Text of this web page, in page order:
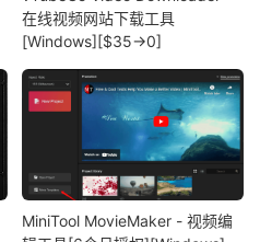
在线视频网站下载工具
[Windows][$35→0]
MiniTool MovieMaker - 视频编